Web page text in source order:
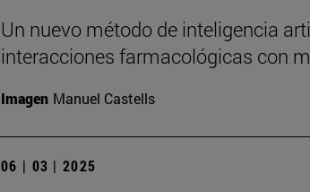
Un nuevo método de inteligencia
interacciones farmacológicas con
Imagen Manuel Castells
06 | 03 | 2025